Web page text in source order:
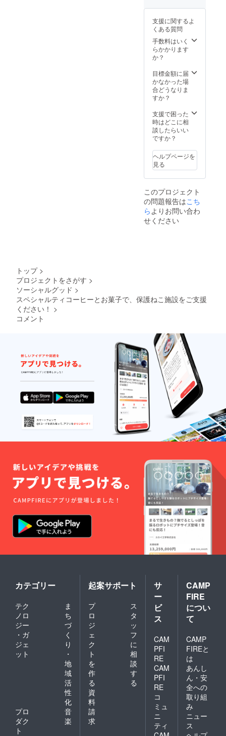
お召し
上がり
下さ
い。 生
豆生産
国名
コスタ
リカ
（カル
ス
ティー
ジョ
家） グ
ラ
ン・ル
イス・
B・オル
テガ）
コロン
ビア
（ブエ
「ふく
子は、
コー
ヒー専
門店が
提案す
るコー
ヒーに
合う焼
き菓子
です。
化学調
味料、
化学着
色料、
用の安
心な焼
き菓子
です。
名称：
キー
（プ
レー
ン、
コ） 内
り 各
約34g
名称：
ガレッ
トブル
トンヌ
枚 約
35g 保
存方
法：高
温多湿
を避け
開封後
はでき
るだけ
早めに
お召し
上がり
サイ
ズ：口
径
79mm×
高さ
93mm
290mL
【コー
ヒー詳
良生産
者より
よりす
ぐりの
いい
ヒー豆
を選
の個性
が引き
立つよ
う丁寧
袋サイ
内容
量：8g
挽き
方：中
挽き 保
存方
法：高
温多湿
を避け
開封後
はでき
るだけ
早めに
お召し
い。 生
豆生産
国名
（生産
者）：
コスタ
リカ
（カル
デロ
ン・カ
ティー
アテマ
（ファ
ン・ル
イス・
B・オル
テガ）
ビア
（ブエ
サコ市
指定地
域の生
産者）
エチオ
ピア
M（ハ
ロハ
ディ集
落の農
クッ
（プ
レー
ン）３
枚 ・
（チョ
コ）３
枚 ・
（マカ
ダミ
ア）３
枚 ・
キー
（キャ
ラメ
ル）３
クッ
キー
（チャ
イ）３
枚 ・ク
ラスク
１つ ・
スノー
ボール
１袋 ・
ロイ君
よつば
君ペア
スタッ
キング
カップ
色：
ロイ君
（ホワ
イト）
よつば
レイ）
サイ
ズ：口
径
79mm×
高さ
93mm
容
量：約
【コー
ヒー詳
細】 世
良生産
者より
よりす
ぐりの
品質の
を選
び、豆
の個性
が引き
立つよ
う丁寧
に焙煎
してい
ます。
名称：
レギュ
ラー
支援に関するよ
くある質問
手数料はいく
らかかります
か？
目標金額に届
かなかった場
合どうなりま
すか？
支援で困った
時はどこに相
談したらいい
ですか？
ヘルプページを
見る
このプロジェクト
の問題報告はこち
らよりお問い合わ
せください
トップ >
プロジェクトをさがす >
ソーシャルグッド >
スペシャルティコーヒーとお菓子で、保護ねこ施設をご支援
ください！ >
コメント
カテゴリー
テク
ノロ
ジー
・ガ
ジェ
ット
ま
ち
づ
く
り
・
地
域
活
性
化
プロ
ダク
ト
音
楽
起案サポート
プ
ロ
ジ
ェ
ク
ト
を
作
る
ス
タ
ッ
フ
に
相
談
す
る
資
料
請
求
サ
ー
ビ
ス
CAM
PFI
RE
CAM
PFI
RE
コ
ミュ
ニ
ティ
CAMP
FIRE
につい
て
CAMP
FIREと
は
あんし
ん・安
全への
取り組
み
ニュー
ス